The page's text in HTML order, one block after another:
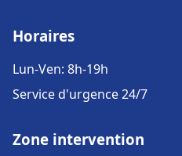
Horaires
Lun-Ven: 8h-19h
Service d'urgence 24/7
Zone intervention